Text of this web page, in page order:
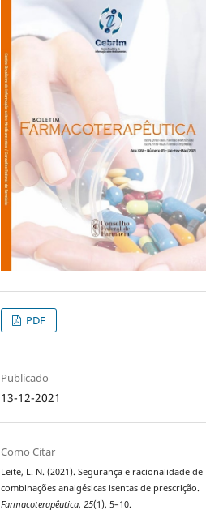
PDF
Publicado
13-12-2021
Como Citar
Leite, L. N. (2021). Segurança e racionalidade de
combinações analgésicas isentas de prescrição.
Farmacoterapêutica,25(1), 5–10.